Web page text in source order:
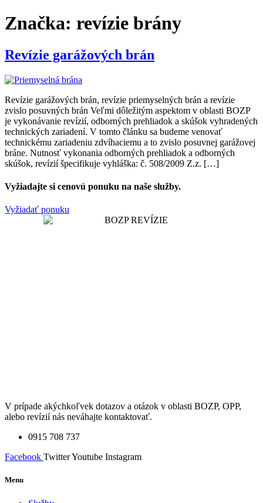
Značka: revízie brány
Revízie garážových brán
Revízie garážových brán, revízie priemyselných brán a revízie
zvislo posuvných brán Veľmi dôležitým aspektom v oblasti BOZP
je vykonávanie revízií, odborných prehliadok a skúšok vyhradených
technických zariadení. V tomto článku sa budeme venovať
technickému zariadeniu zdvíhaciemu a to zvislo posuvnej garážovej
bráne. Nutnosť vykonania odborných prehliadok a odborných
skúšok, revízií špecifikuje vyhláška: č. 508/2009 Z.z. […]
Vyžiadajte si cenovú ponuku na naše služby.
Vyžiadať ponuku
V prípade akýchkoľvek dotazov a otázok v oblasti BOZP, OPP,
alebo revízií nás neváhajte kontaktovať.
0915 708 737
Facebook TwitterYoutube Instagram
Menu